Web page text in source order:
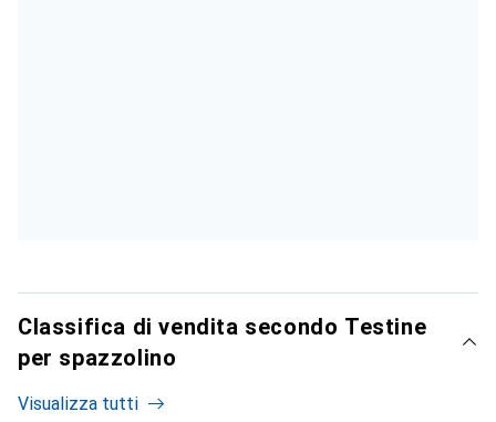
Classifica di vendita secondo Testine
per spazzolino
Visualizza tutti